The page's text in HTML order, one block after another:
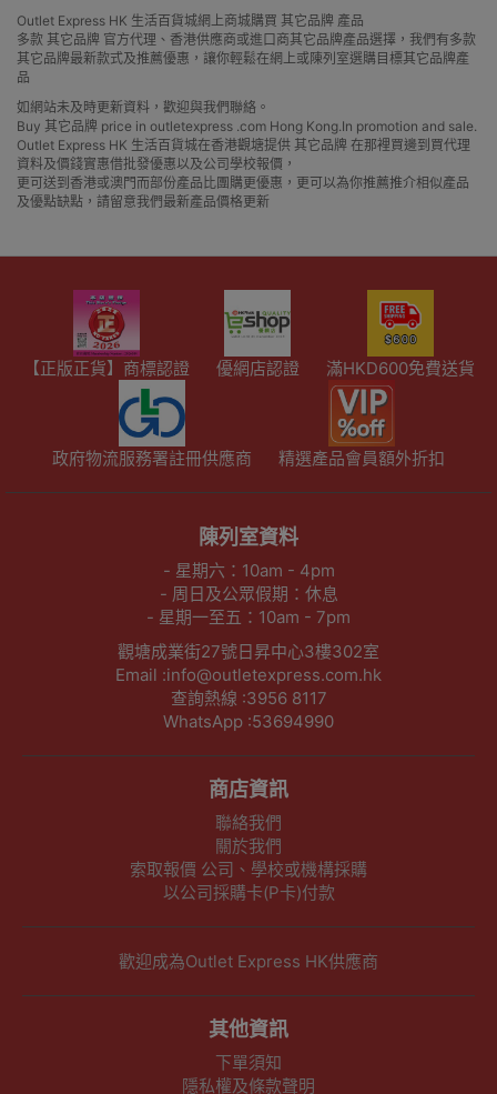
Outlet Express HK 生活百貨城網上商城購買 其它品牌 產品
多款 其它品牌 官方代理、香港供應商或進口商其它品牌產品選擇，我們有多款
其它品牌最新款式及推薦優惠，讓你輕鬆在網上或陳列室選購目標其它品牌產
品
如網站未及時更新資料，歡迎與我們聯絡。
Buy 其它品牌 price in outletexpress .com Hong Kong.In promotion and sale.
Outlet Express HK 生活百貨城在香港觀塘提供 其它品牌 在那裡買邊到買代理
資料及價錢實惠借批發優惠以及公司學校報價，
更可送到香港或澳門而部份產品比團購更優惠，更可以為你推薦推介相似產品
及優點缺點，請留意我們最新產品價格更新
【正版正貨】商標認證 優網店認證 滿HKD600免費送貨
政府物流服務署註冊供應商 精選產品會員額外折扣
陳列室資料
- 星期六：10am - 4pm
- 周日及公眾假期：休息
- 星期一至五：10am - 7pm
觀塘成業街27號日昇中心3樓302室
Email :info@outletexpress.com.hk
查詢熱線 :3956 8117
WhatsApp :53694990
商店資訊
聯絡我們
關於我們
索取報價 公司、學校或機構採購
以公司採購卡(P卡)付款
歡迎成為Outlet Express HK供應商
其他資訊
下單須知
隱私權及條款聲明